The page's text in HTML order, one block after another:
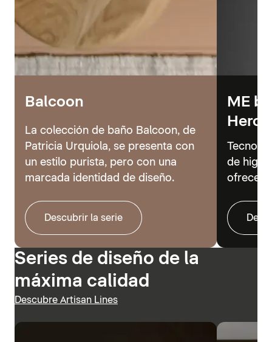
Balcoon
La colección de baño Balcoon, de
Patricia Urquiola, se presenta con
un estilo purista, pero con una
marcada identidad de diseño.
Descubrir la serie
ME
Hero
de
ofrecer
Series de diseño de la
máxima calidad
Descubre Artisan Lines